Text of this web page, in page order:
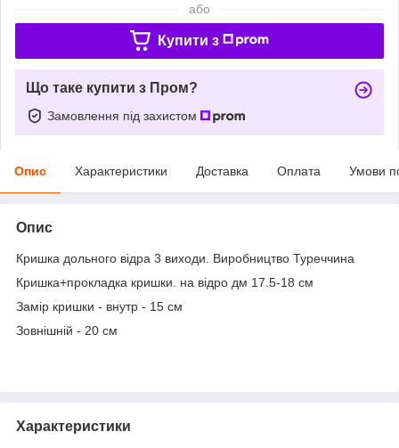
або
Купити з
Що таке купити з Пром?
Замовлення під захистом
Опис Характеристики Доставка Оплата Умови
Опис
Кришка дольного відра 3 виходи. Виробництво Туреччина
Кришка+прокладка кришки. на відро дм 17.5-18 см
Замір кришки - внутр - 15 см
Зовнішній - 20 см
Характеристики